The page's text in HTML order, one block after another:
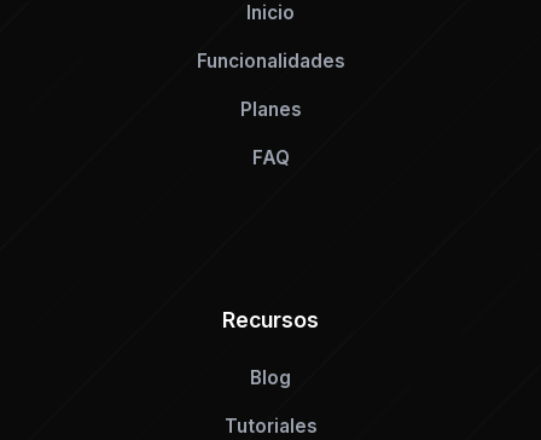
Inicio
Funcionalidades
Planes
FAQ
Recursos
Blog
Tutoriales